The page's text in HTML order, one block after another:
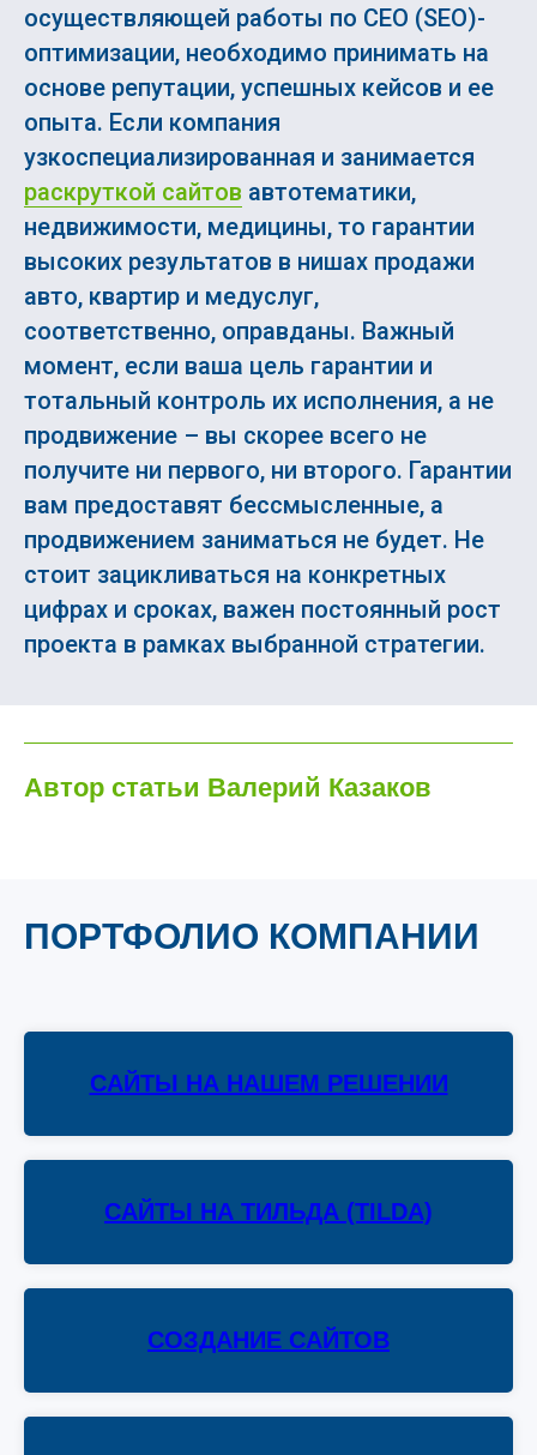
осуществляющей работы по СЕО (SEO)-
оптимизации, необходимо принимать на
основе репутации, успешных кейсов и ее
опыта. Если компания
узкоспециализированная и занимается
раскруткой сайтов автотематики,
недвижимости, медицины, то гарантии
высоких результатов в нишах продажи
авто, квартир и медуслуг,
соответственно, оправданы. Важный
момент, если ваша цель гарантии и
тотальный контроль их исполнения, а не
продвижение – вы скорее всего не
получите ни первого, ни второго. Гарантии
вам предоставят бессмысленные, а
продвижением заниматься не будет. Не
стоит зацикливаться на конкретных
цифрах и сроках, важен постоянный рост
проекта в рамках выбранной стратегии.
Автор статьи Валерий Казаков
ПОРТФОЛИО КОМПАНИИ
САЙТЫ НА НАШЕМ РЕШЕНИИ
САЙТЫ НА ТИЛЬДА (TILDA)
СОЗДАНИЕ САЙТОВ